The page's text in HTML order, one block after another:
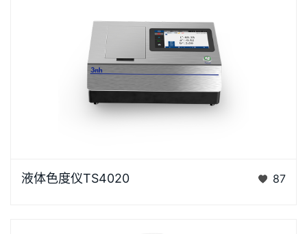
体色度测量设计的高精度色彩分析利器。采用D/0光学
液体色度仪TS4020 87